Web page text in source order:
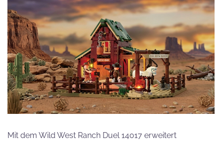
Mit dem Wild West Ranch Duel 14017 erweitert